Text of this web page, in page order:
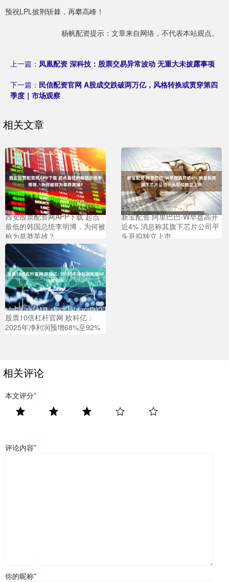
预祝LPL披荆斩棘，再攀高峰！
杨帆配资提示：文章来自网络，不代表本站观点。
上一篇： 凤凰配资 深科技：股票交易异常波动 无重大未披露事项
下一篇： 民信配资官网 A股成交跌破两万亿，风格转换或贯穿第四
季度｜市场观察
相关文章
西安股票配资网APP下载 起点
最低的韩国总统李明博，为何被
称为草莽英雄？
新宝配资 阿里巴巴-W早盘高开
近4% 消息称其旗下芯片公司平
头哥拟独立上市
股票10倍杠杆官网 欧科亿：
2025年净利润预增68%至92%
相关评论
本文评分*
评论内容*
你的昵称*